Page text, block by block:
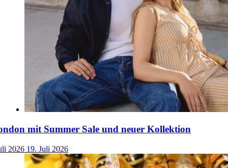
mit Summer Sale und neuer Kollektion
2026 19. Juli 2026